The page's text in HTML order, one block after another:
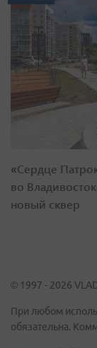
«Сердце
во
новый сквер
© 1997 - 2026
При любом
обязательна.